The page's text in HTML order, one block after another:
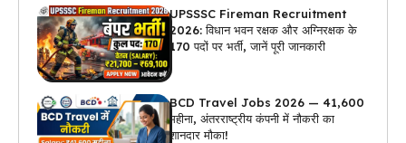
UPSSSC Fireman Recruitment
2026: विधान भवन रक्षक और अग्निरक्षक के
170 पदों पर भर्ती, जानें पूरी जानकारी
BCD Travel Jobs 2026 — ₹41,600
महीना, अंतरराष्ट्रीय कंपनी में नौकरी का
शानदार मौका!